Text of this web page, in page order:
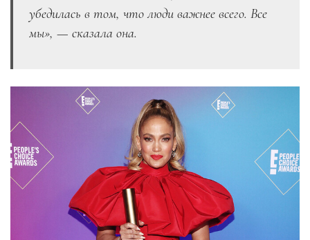
убедилась в том, что люди важнее всего. Все
мы», — сказала она.